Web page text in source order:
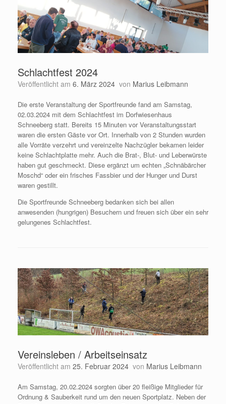
Schlachtfest 2024
Veröffentlicht am 6. März 2024 von Marius Leibmann
Die erste Veranstaltung der Sportfreunde fand am Samstag,
02.03.2024 mit dem Schlachtfest im Dorfwiesenhaus
Schneeberg statt. Bereits 15 Minuten vor Veranstaltungsstart
waren die ersten Gäste vor Ort. Innerhalb von 2 Stunden wurden
alle Vorräte verzehrt und vereinzelte Nachzügler bekamen leider
keine Schlachtplatte mehr. Auch die Brat-, Blut- und Leberwürste
haben gut geschmeckt. Diese ergänzt um echten „Schnäbärcher
Moschd“ oder ein frisches Fassbier und der Hunger und Durst
waren gestillt.
Die Sportfreunde Schneeberg bedanken sich bei allen
anwesenden (hungrigen) Besuchern und freuen sich über ein sehr
gelungenes Schlachtfest.
Vereinsleben / Arbeitseinsatz
Veröffentlicht am 25. Februar 2024 von Marius Leibmann
Am Samstag, 20.02.2024 sorgten über 20 fleißige Mitglieder für
Ordnung & Sauberkeit rund um den neuen Sportplatz. Neben der